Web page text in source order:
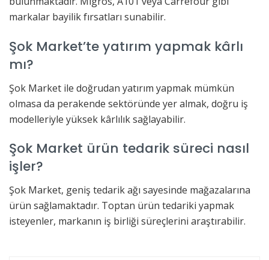
markalar bayilik fırsatları sunabilir.
Şok Market’te yatırım yapmak kârlı
mı?
Şok Market ile doğrudan yatırım yapmak mümkün
olmasa da perakende sektöründe yer almak, doğru iş
modelleriyle yüksek kârlılık sağlayabilir.
Şok Market ürün tedarik süreci nasıl
işler?
Şok Market, geniş tedarik ağı sayesinde mağazalarına
ürün sağlamaktadır. Toptan ürün tedariki yapmak
isteyenler, markanın iş birliği süreçlerini araştırabilir.